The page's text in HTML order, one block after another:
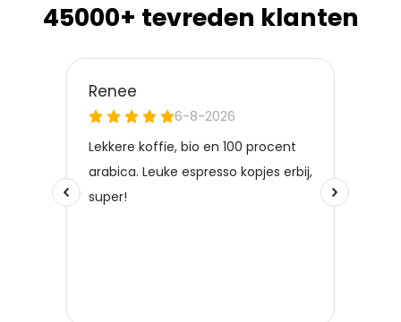
45000+ tevreden klanten